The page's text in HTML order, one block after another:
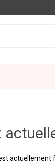
actuellement